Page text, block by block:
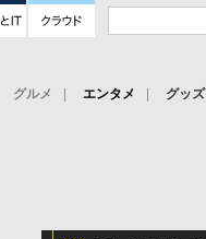
グルメ エンタメ
グッズ